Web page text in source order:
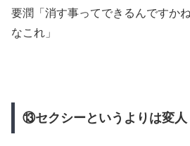
要潤「消す事ってできるんですか
なこれ」
⑬セクシーというよりは変人